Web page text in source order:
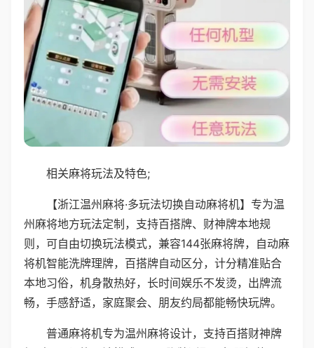
相关麻将玩法及特色;
【浙江温州麻将·多玩法切换自动麻将机】专为温
州麻将地方玩法定制，支持百搭牌、财神牌本地规
则，可自由切换玩法模式，兼容144张麻将牌，自动麻
将机智能洗牌理牌，百搭牌自动区分，计分精准贴合
本地习俗，机身散热好，长时间娱乐不发烫，出牌流
畅，手感舒适，家庭聚会、朋友约局都能畅快玩牌。
普通麻将机专为温州麻将设计，支持百搭财神牌